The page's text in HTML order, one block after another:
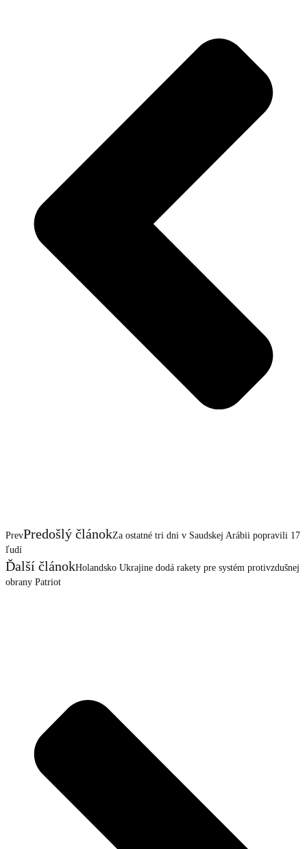
PrevPredošlý článokZa ostatné tri dni v Saudskej Arábii popravili 17
ľudí
Ďalší článokHolandsko Ukrajine dodá rakety pre systém protivzdušnej
obrany Patriot